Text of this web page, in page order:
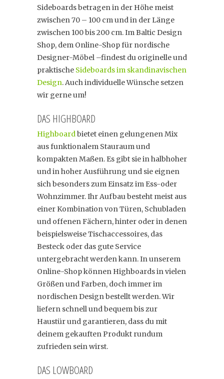
Sideboards betragen in der Höhe meist
zwischen 70 – 100 cm und in der Länge
zwischen 100 bis 200 cm. Im Baltic Design
Shop, dem Online-Shop für nordische
Designer-Möbel –findest du originelle und
praktische Sideboards im skandinavischen
Design. Auch individuelle Wünsche setzen
wir gerne um!
DAS HIGHBOARD
Highboardbietet einen gelungenen Mix
aus funktionalem Stauraum und
kompakten Maßen. Es gibt sie in halbhoher
und in hoher Ausführung und sie eignen
sich besonders zum Einsatz im Ess-oder
Wohnzimmer. Ihr Aufbau besteht meist aus
einer Kombination von Türen, Schubladen
und offenen Fächern, hinter oder in denen
beispielsweise Tischaccessoires, das
Besteck oder das gute Service
untergebracht werden kann. In unserem
Online-Shop können Highboards in vielen
Größen und Farben, doch immer im
nordischen Design bestellt werden. Wir
liefern schnell und bequem bis zur
Haustür und garantieren, dass du mit
deinem gekauften Produkt rundum
zufrieden sein wirst.
DAS LOWBOARD